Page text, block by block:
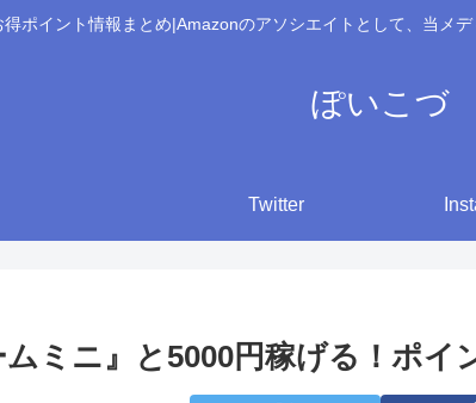
得ポイント情報まとめ|Amazonのアソシエイトとして、当メ
ぽいこづ
Twitter
ムミニ』と5000円稼げる！ポ